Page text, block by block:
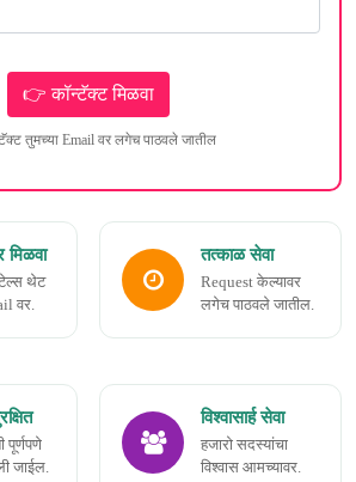
तुमच्या Email वर लगेच पाठवले जातील
थेट
वर.
तत्काळ सेवा
Request केल्यावर
लगेच पाठवले जातील.
पूर्णपणे
जाईल.
विश्वासार्ह सेवा
हजारो सदस्यांचा
विश्वास आमच्यावर.